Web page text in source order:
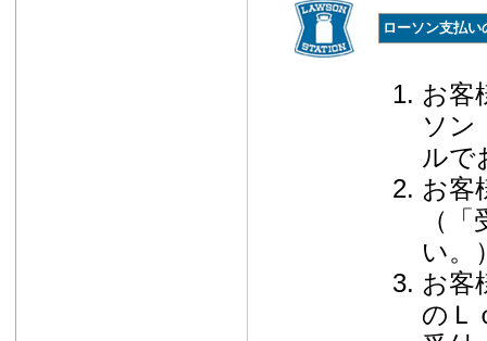
ローソン支払い
お客
ソン
ルで
お客
（
い。
お客
のＬ